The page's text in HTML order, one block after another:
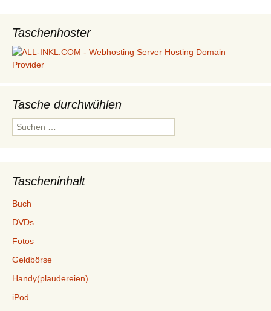
Taschenhoster
Tasche durchwühlen
Suchen
nach:
Tascheninhalt
Buch
DVDs
Fotos
Geldbörse
Handy(plaudereien)
iPod